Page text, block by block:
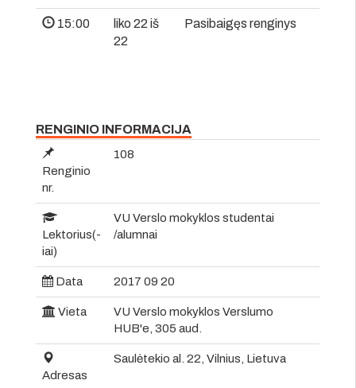
15:00
liko 22 iš
22
Pasibaigęs renginys
RENGINIO INFORMACIJA
Renginio
nr.
108
Lektorius(-
iai)
VU Verslo mokyklos studentai
/alumnai
Data 2017 09 20
Vieta
VU Verslo mokyklos Verslumo
HUB'e, 305 aud.
Adresas
Saulėtekio al. 22, Vilnius, Lietuva